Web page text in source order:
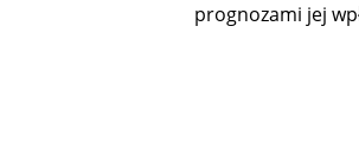
prognozami jej